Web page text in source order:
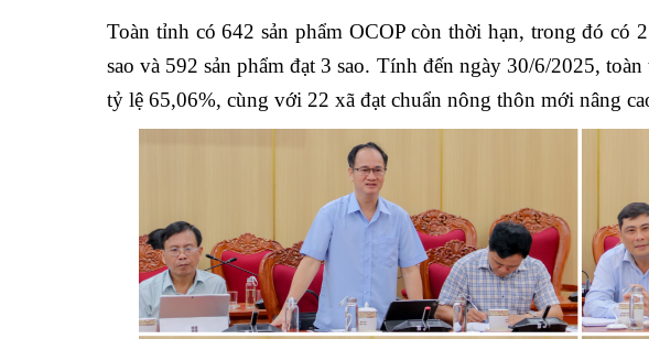
Toàn tỉnh có 642 sản phẩm OCOP còn thời hạn, trong đó có
sao và 592 sản phẩm đạt 3 sao. Tính đến ngày 30/6/2025,
tỷ lệ 65,06%, cùng với 22 xã đạt chuẩn nông thôn mới nâng